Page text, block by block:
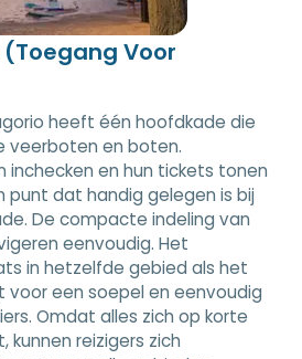
Voor
heeft één hoofdkade die
veerboten en boten.
inchecken en hun tickets tonen
punt dat handig gelegen is bij
De compacte indeling van
eenvoudig. Het
in hetzelfde gebied als het
voor een soepel en eenvoudig
Omdat alles zich op korte
reizigers zich